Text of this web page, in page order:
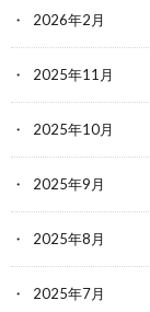
2026年2月
2025年11月
2025年10月
2025年9月
2025年8月
2025年7月